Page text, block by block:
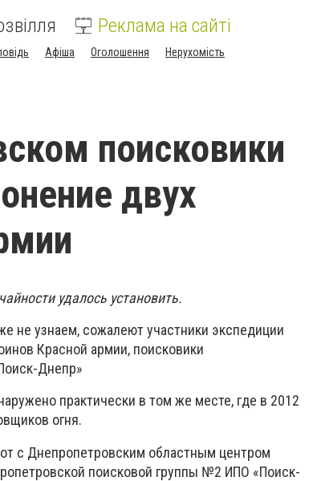
Реклама на сайті
Афіша Оголошення Нерухомість
поисковики
двух
удалось установить.
не узнаем, сожалеют участники экспедиции
Красной армии, поисковики
Днепр»
практически в том же месте, где в 2012
огня.
с Днепропетровским областным центром
поисковой группы №2 ИПО «Поиск-